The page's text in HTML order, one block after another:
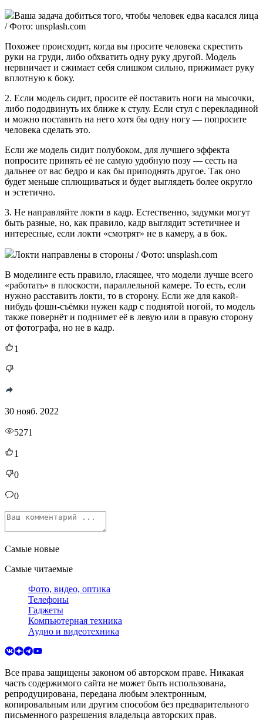
Ваша задача добиться того, чтобы человек едва касался лица
/ Фото: unsplash.com
Похожее происходит, когда вы просите человека скрестить
руки на груди, либо обхватить одну руку другой. Модель
нервничает и сжимает себя слишком сильно, прижимает руку
вплотную к боку.
2. Если модель сидит, просите её поставить ноги на мысочки,
либо пододвинуть их ближе к стулу. Если стул с перекладиной
и можно поставить на него хотя бы одну ногу — попросите
человека сделать это.
Если же модель сидит полубоком, для лучшего эффекта
попросите принять её не самую удобную позу — сесть на
дальнее от вас бедро и как бы приподнять другое. Так оно
будет меньше сплющиваться и будет выглядеть более округло
и эстетично.
3. Не направляйте локти в кадр. Естественно, задумки могут
быть разные, но, как правило, кадр выглядит эстетичнее и
интересные, если локти «смотрят» не в камеру, а в бок.
Локти направлены в стороны / Фото: unsplash.com
В моделинге есть правило, гласящее, что модели лучше всего
«работать» в плоскости, параллельной камере. То есть, если
нужно расставить локти, то в сторону. Если же для какой-
нибудь фэшн-съёмки нужен кадр с поднятой ногой, то модель
также повернёт и поднимет её в левую или в правую сторону
от фотографа, но не в кадр.
1
30 нояб. 2022
5271
1
0
0
Самые новые
Самые читаемые
Фото, видео, оптика
Телефоны
Гаджеты
Компьютерная техника
Аудио и видеотехника
Все права защищены законом об авторском праве. Никакая
часть содержимого сайта не может быть использована,
репродуцирована, передана любым электронным,
копировальным или другим способом без предварительного
письменного разрешения владельца авторских прав.